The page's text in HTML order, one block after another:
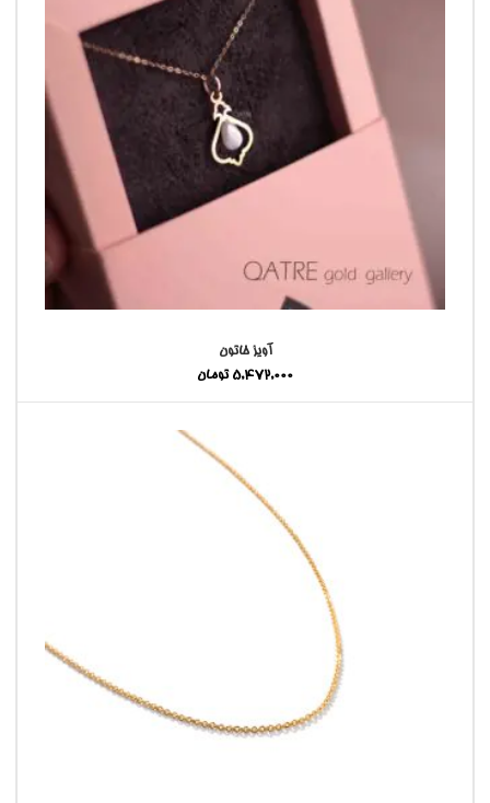
آویز خاتون
5,472,000 تومان